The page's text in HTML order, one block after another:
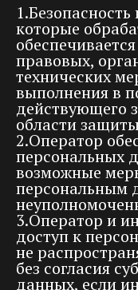
которые
правовых,
технических
выполнения в
действующего
области
2.Оператор
персональных
возможные
персональным
3.Оператор и
доступ к
не
без согласия
данных, если